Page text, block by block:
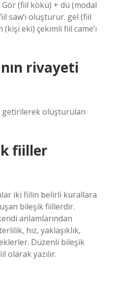
(fiil kökü) + dü (modal
saw’ı oluşturur. gel (fiil
eki) çekimli fiil came’ı
rivayeti
getirilerek oluşturulan
fiiller
iki fiilin belirli kurallara
bileşik fiillerdir.
anlamlarından
hız, yaklaşıklık,
Düzenli bileşik
olarak yazılır.